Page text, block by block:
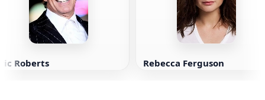
Roberts Rebecca Ferguson